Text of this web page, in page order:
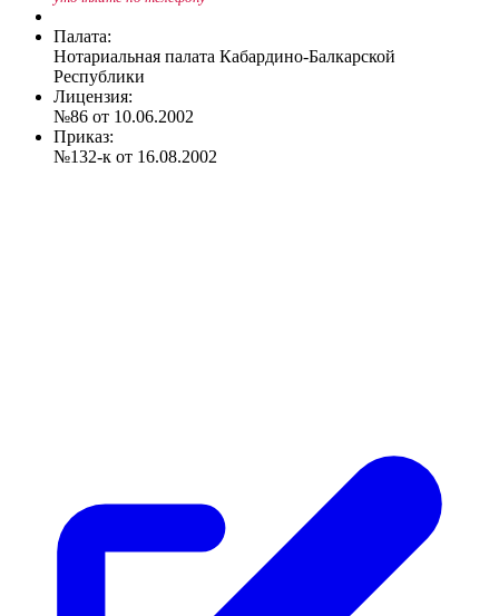
Палата:
Нотариальная палата Кабардино-Балкарской
Республики
Лицензия:
№86 от 10.06.2002
Приказ:
№132-к от 16.08.2002